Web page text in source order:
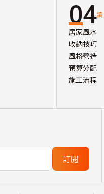
04
居家風水
收納技巧
風格營造
預算分配
施工流程
訂閱